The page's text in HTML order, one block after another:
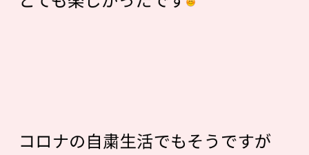
コロナの自粛生活でもそうですが